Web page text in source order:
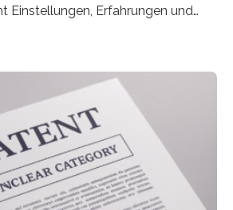
Einstellungen, Erfahrungen und
gesundheitlichen
denken und welche Erfahrungen sie
kann entscheidend
verlaufen und welche
individuellen Überzeugungen
einer aktuellen Studie der
Im Rahmen des
„BACKCamPAIN“ führt die